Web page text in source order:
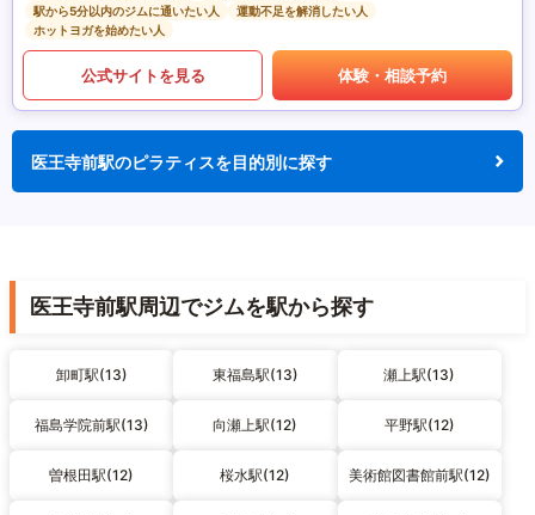
駅から5分以内のジムに通いたい人
運動不足を解消したい人
ホットヨガを始めたい人
公式サイトを見る 体験・相談予約
医王寺前駅のピラティスを目的別に探す
医王寺前駅周辺でジムを駅から探す
卸町駅(13) 東福島駅(13) 瀬上駅(13)
福島学院前駅(13) 向瀬上駅(12) 平野駅(12)
曽根田駅(12) 桜水駅(12) 美術館図書館前駅(12)